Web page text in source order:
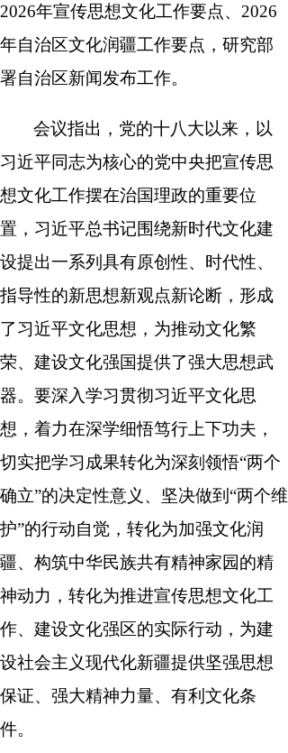
2026年宣传思想文化工作要点、2026
年自治区文化润疆工作要点，研究部
署自治区新闻发布工作。
会议指出，党的十八大以来，以
习近平同志为核心的党中央把宣传思
想文化工作摆在治国理政的重要位
置，习近平总书记围绕新时代文化建
设提出一系列具有原创性、时代性、
指导性的新思想新观点新论断，形成
了习近平文化思想，为推动文化繁
荣、建设文化强国提供了强大思想武
器。要深入学习贯彻习近平文化思
想，着力在深学细悟笃行上下功夫，
切实把学习成果转化为深刻领悟“两个
确立”的决定性意义、坚决做到“两个维
护”的行动自觉，转化为加强文化润
疆、构筑中华民族共有精神家园的精
神动力，转化为推进宣传思想文化工
作、建设文化强区的实际行动，为建
设社会主义现代化新疆提供坚强思想
保证、强大精神力量、有利文化条
件。